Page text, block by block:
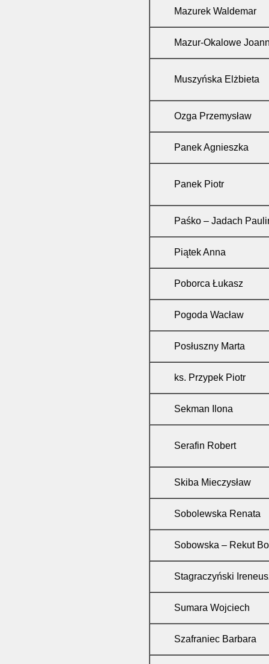
Mazurek Waldemar
Mazur-Okalowe
Muszyńska Elżbieta
Ozga Przemysław
Panek Agnieszka
Panek Piotr
Paśko – Jadach
Piątek Anna
Poborca Łukasz
Pogoda Wacław
Posłuszny Marta
ks. Przypek Piotr
Sekman Ilona
Serafin Robert
Skiba Mieczysław
Sobolewska Renata
Sobowska – Rekut
Stagraczyński
Sumara Wojciech
Szafraniec Barbara